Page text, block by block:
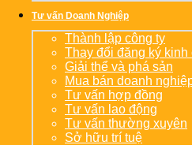
Tư vấn Doanh Nghiệp
Thành lập công ty
Thay đổi đăng ký kinh
Giải thể và phá sản
Mua bán doanh
Tư vấn hợp đồng
Tư vấn lao động
Tư vấn thường xuyên
Sở hữu trí tuệ